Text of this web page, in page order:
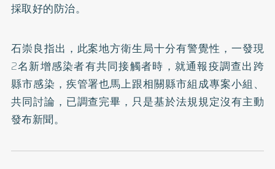
採取好的防治。
石崇良指出，此案地方衛生局十分有警覺性，一發現
2名新增感染者有共同接觸者時，就通報疫調查出跨
縣市感染，疾管署也馬上跟相關縣市組成專案小組、
共同討論，已調查完畢，只是基於法規規定沒有主動
發布新聞。